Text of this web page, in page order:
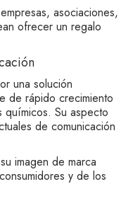
asociaciones,
ofrecer un regalo
una solución
de rápido crecimiento
químicos. Su aspecto
de comunicación
imagen de marca
y de los